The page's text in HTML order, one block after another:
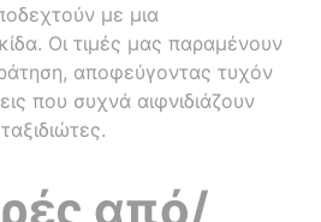
με μια
Οι τιμές μας παραμένουν
αποφεύγοντας τυχόν
που συχνά αιφνιδιάζουν
από/